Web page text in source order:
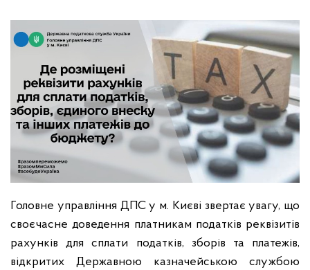
Головне управління ДПС у м. Києві звертає увагу, що
своєчасне доведення платникам податків реквізитів
рахунків для сплати податків, зборів та платежів,
відкритих Державною казначейською службою